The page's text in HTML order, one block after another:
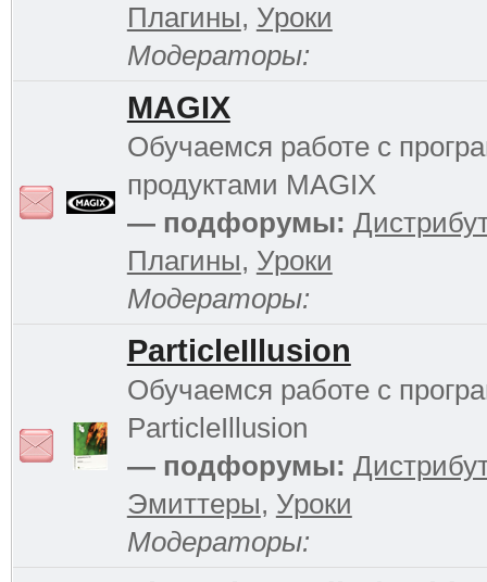
Плагины, Уроки
Модераторы:
MAGIX
Обучаемся работе с
продуктами MAGIX
— подфорумы:
Плагины, Уроки
Модераторы:
ParticleIllusion
Обучаемся работе с
ParticleIllusion
— подфорумы:
Эмиттеры, Уроки
Модераторы: